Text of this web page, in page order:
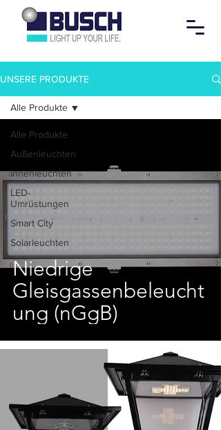
UNSERE PRODUKTE
Alle Produkte
Außenleuchten
Innenleuchten
LED-
Umrüstungen
Smart City
Solarleuchten
Alle Produkte
Niedrige
Gleisgassenbeleucht
ung (nGgB)